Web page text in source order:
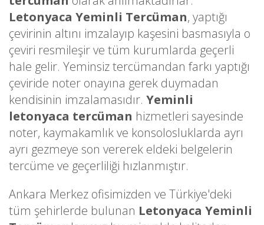
Letonyaca Yeminli Tercüman, yaptığı
çevirinin altını imzalayıp kaşesini basmasıyla o
çeviri resmileşir ve tüm kurumlarda geçerli
hale gelir. Yeminsiz tercümandan farkı yaptığı
çeviride noter onayına gerek duymadan
kendisinin imzalamasıdır. Yeminli
letonyaca tercüman hizmetleri sayesinde
noter, kaymakamlık ve konsolosluklarda ayrı
ayrı gezmeye son vererek eldeki belgelerin
tercüme ve geçerliliği hızlanmıştır.
Ankara Merkez ofisimizden ve Türkiye'deki
tüm şehirlerde bulunan Letonyaca Yeminli